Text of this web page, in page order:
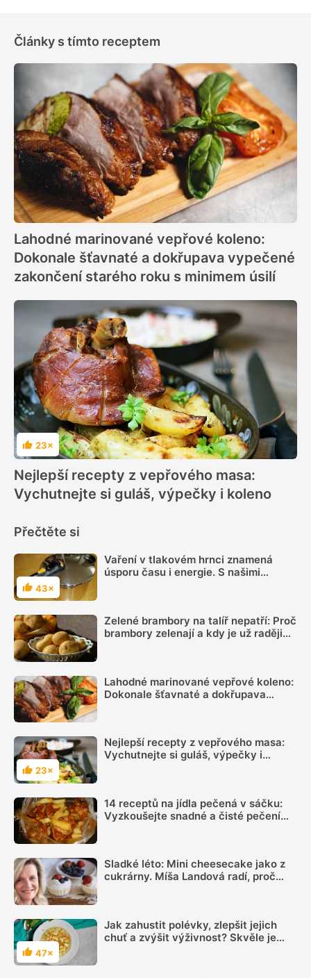
Články s tímto receptem
Lahodné marinované vepřové koleno:
Dokonale šťavnaté a dokřupava vypečené
zakončení starého roku s minimem úsilí
Hodnocení
23×
Nejlepší recepty z vepřového masa:
Vychutnejte si guláš, výpečky i koleno
Přečtěte si
Hodnocení
43×
Vaření v tlakovém hrnci znamená
úsporu času i energie. S našimi
Zelené brambory na talíř nepatří: Proč
brambory zelenají a kdy je už raději
Lahodné marinované vepřové koleno:
Dokonale šťavnaté a dokřupava
Hodnocení
23×
Nejlepší recepty z vepřového masa:
Vychutnejte si guláš, výpečky i
14 receptů na jídla pečená v sáčku:
Vyzkoušejte snadné a čisté pečení
Sladké léto: Mini cheesecake jako z
cukrárny. Míša Landová radí, proč
Hodnocení
47×
Jak zahustit polévky, zlepšit jejich
chuť a zvýšit výživnost? Skvěle je